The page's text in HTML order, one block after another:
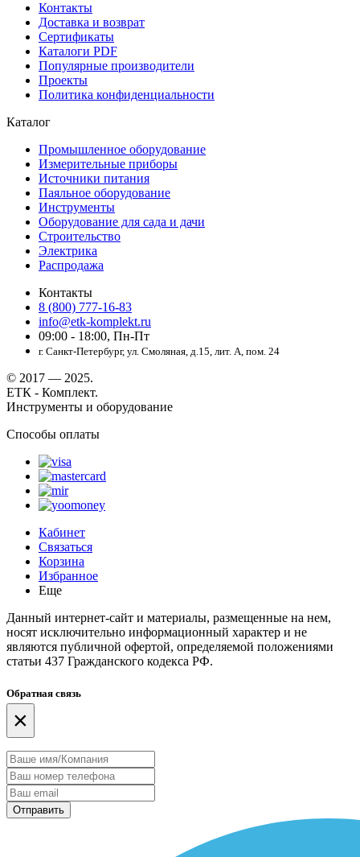
Контакты
Доставка и возврат
Сертификаты
Каталоги PDF
Популярные производители
Проекты
Политика конфиденциальности
Каталог
Промышленное оборудование
Измерительные приборы
Источники питания
Паяльное оборудование
Инструменты
Оборудование для сада и дачи
Строительство
Электрика
Распродажа
Контакты
8 (800) 777-16-83
info@etk-komplekt.ru
09:00 - 18:00, Пн-Пт
г. Санкт-Петербург, ул. Смоляная, д.15, лит. А, пом. 24
© 2017 — 2025.
ЕТК - Комплект.
Инструменты и оборудование
Способы оплаты
Кабинет
Связаться
Корзина
Избранное
Еще
Данный интернет-сайт и материалы, размещенные на нем,
носят исключительно информационный характер и не
являются публичной офертой, определяемой положениями
статьи 437 Гражданского кодекса РФ.
Обратная связь
×
Отправить